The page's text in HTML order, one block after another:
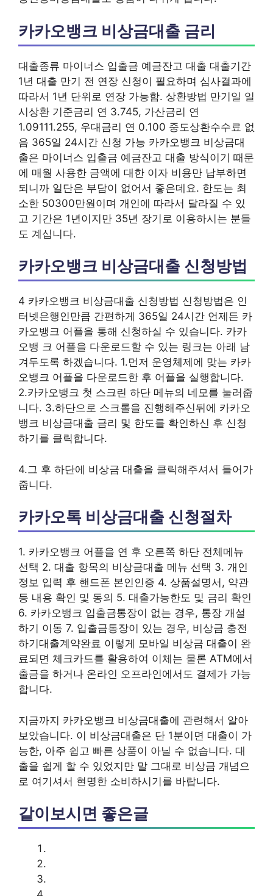
카카오뱅크 비상금대출 금리
대출종류 마이너스 입출금 예금잔고 대출 대출기간
1년 대출 만기 전 연장 신청이 필요하며 심사결과에
따라서 1년 단위로 연장 가능함. 상환방법 만기일 일
시상환 기준금리 연 3.745, 가산금리 연
1.09111.255, 우대금리 연 0.100 중도상환수수료 없
음 365일 24시간 신청 가능 카카오뱅크 비상금대
출은 마이너스 입출금 예금잔고 대출 방식이기 때문
에 매월 사용한 금액에 대한 이자 비용만 납부하면
되니까 일단은 부담이 없어서 좋은데요. 한도는 최
소한 50300만원이며 개인에 따라서 달라질 수 있
고 기간은 1년이지만 35년 장기로 이용하시는 분들
도 계십니다.
카카오뱅크 비상금대출 신청방법
4 카카오뱅크 비상금대출 신청방법 신청방법은 인
터넷은행인만큼 간편하게 365일 24시간 언제든 카
카오뱅크 어플을 통해 신청하실 수 있습니다. 카카
오뱅 크 어플을 다운로드할 수 있는 링크는 아래 남
겨두도록 하겠습니다. 1.먼저 운영체제에 맞는 카카
오뱅크 어플을 다운로드한 후 어플을 실행합니다.
2.카카오뱅크 첫 스크린 하단 메뉴의 네모를 눌러줍
니다. 3.하단으로 스크롤을 진행해주신뒤에 카카오
뱅크 비상금대출 금리 및 한도를 확인하신 후 신청
하기를 클릭합니다.
4.그 후 하단에 비상금 대출을 클릭해주셔서 들어가
줍니다.
카카오톡 비상금대출 신청절차
1. 카카오뱅크 어플을 연 후 오른쪽 하단 전체메뉴
선택 2. 대출 항목의 비상금대출 메뉴 선택 3. 개인
정보 입력 후 핸드폰 본인인증 4. 상품설명서, 약관
등 내용 확인 및 동의 5. 대출가능한도 및 금리 확인
6. 카카오뱅크 입출금통장이 없는 경우, 통장 개설
하기 이동 7. 입출금통장이 있는 경우, 비상금 충전
하기대출계약완료 이렇게 모바일 비상금 대출이 완
료되면 체크카드를 활용하여 이체는 물론 ATM에서
출금을 하거나 온라인 오프라인에서도 결제가 가능
합니다.
지금까지 카카오뱅크 비상금대출에 관련해서 알아
보았습니다. 이 비상금대출은 단 1분이면 대출이 가
능한, 아주 쉽고 빠른 상품이 아닐 수 없습니다. 대
출을 쉽게 할 수 있었지만 말 그대로 비상금 개념으
로 여기셔서 현명한 소비하시기를 바랍니다.
같이보시면 좋은글